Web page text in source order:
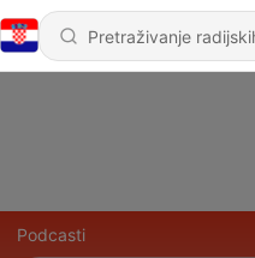
Podcasti